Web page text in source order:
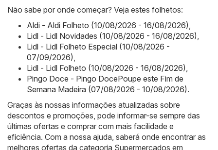
Não sabe por onde começar? Veja estes folhetos:
Aldi - Aldi Folheto (10/08/2026 - 16/08/2026),
Lidl - Lidl Novidades (10/08/2026 - 16/08/2026),
Lidl - Lidl Folheto Especial (10/08/2026 -
07/09/2026),
Lidl - Lidl Folheto (10/08/2026 - 16/08/2026),
Pingo Doce - Pingo DocePoupe este Fim de
Semana Madeira (07/08/2026 - 10/08/2026).
Graças às nossas informações atualizadas sobre
descontos e promoções, pode informar-se sempre das
últimas ofertas e comprar com mais facilidade e
eficiência. Com a nossa ajuda, saberá onde encontrar as
melhores ofertas da categoria Supermercados em